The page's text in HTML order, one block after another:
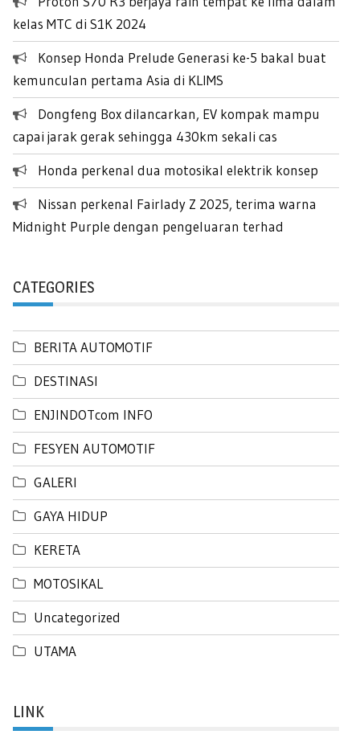
kelas MTC di S1K 2024
Konsep Honda Prelude Generasi ke-5 bakal buat
kemunculan pertama Asia di KLIMS
Dongfeng Box dilancarkan, EV kompak mampu
capai jarak gerak sehingga 430km sekali cas
Honda perkenal dua motosikal elektrik konsep
Nissan perkenal Fairlady Z 2025, terima warna
Midnight Purple dengan pengeluaran terhad
CATEGORIES
BERITA AUTOMOTIF
DESTINASI
ENJINDOTcom INFO
FESYEN AUTOMOTIF
GALERI
GAYA HIDUP
KERETA
MOTOSIKAL
Uncategorized
UTAMA
LINK